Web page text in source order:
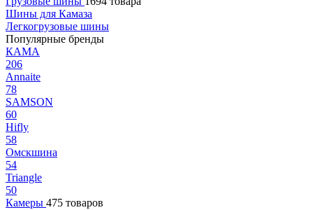
Шины для Камаза
Легкогрузовые шины
Популярные бренды
КАМА
206
Annaite
78
SAMSON
60
Hifly
58
Омскшина
54
Triangle
50
Камеры 475 товаров